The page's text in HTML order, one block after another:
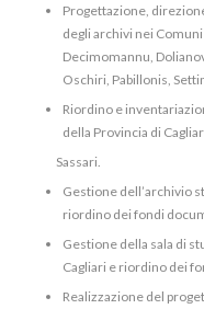
Progettazione,
degli archivi nei Comuni
Decimomannu,
Oschiri, Pabillonis,
Riordino e
della Provincia di
Sassari.
Gestione dell’archivio
riordino dei fondi
Gestione della sala di
Cagliari e riordino dei
Realizzazione del